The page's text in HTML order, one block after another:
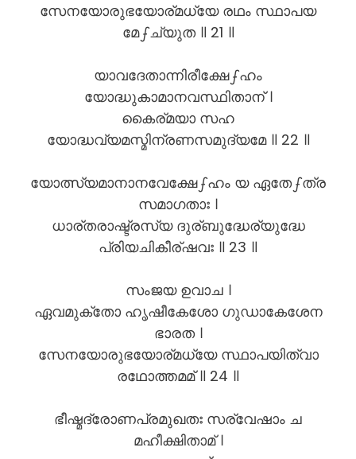
സേനയോരുഭയോര്മധ്യേ രഥം സ്ഥാപയ
മേഽച്യുത ॥ 21 ॥
യാവദേതാന്നിരീക്ഷേഽഹം
യോദ്ധുകാമാനവസ്ഥിതാന് ।
കൈര്മയാ സഹ
യോദ്ധവ്യമസ്മിന്രണസമുദ്യമേ ॥ 22 ॥
യോത്സ്യമാനാനവേക്ഷേഽഹം യ ഏതേഽത്ര
സമാഗതാഃ ।
ധാര്തരാഷ്ട്രസ്യ ദുര്ബുദ്ധേര്യുദ്ധേ
പ്രിയചികീര്ഷവഃ ॥ 23 ॥
സംജയ ഉവാച ।
ഏവമുക്തോ ഹൃഷീകേശോ ഗുഡാകേശേന
ഭാരത ।
സേനയോരുഭയോര്മധ്യേ സ്ഥാപയിത്വാ
രഥോത്തമമ് ॥ 24 ॥
ഭീഷ്മദ്രോണപ്രമുഖതഃ സര്വേഷാം ച
മഹീക്ഷിതാമ് ।